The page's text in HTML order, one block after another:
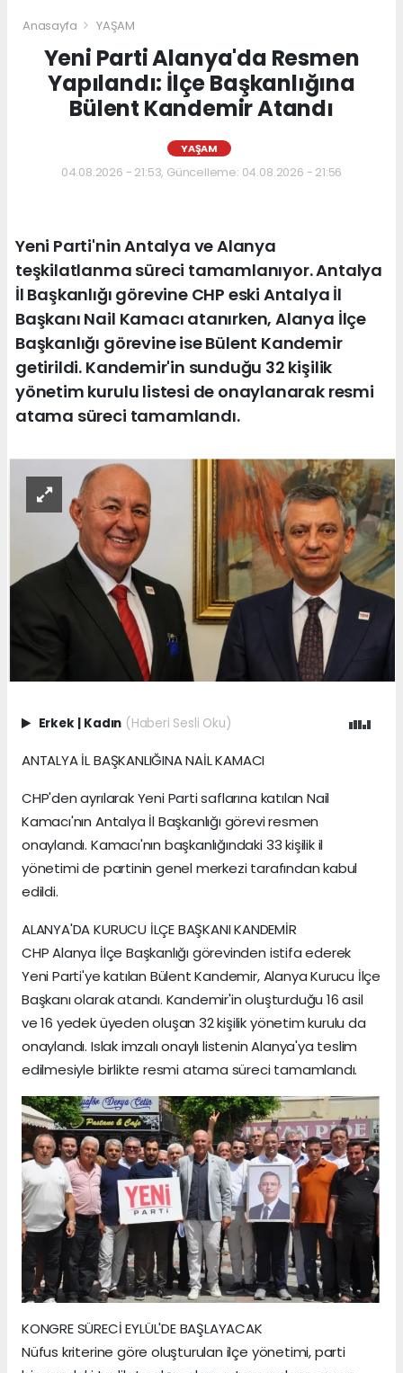
Anasayfa YAŞAM
Yeni Parti Alanya'da Resmen
Yapılandı: İlçe Başkanlığına
Bülent Kandemir Atandı
YAŞAM
04.08.2026 - 21:53, Güncelleme: 04.08.2026 - 21:56
Yeni Parti'nin Antalya ve Alanya
teşkilatlanma süreci tamamlanıyor. Antalya
İl Başkanlığı görevine CHP eski Antalya İl
Başkanı Nail Kamacı atanırken, Alanya İlçe
Başkanlığı görevine ise Bülent Kandemir
getirildi. Kandemir'in sunduğu 32 kişilik
yönetim kurulu listesi de onaylanarak resmi
atama süreci tamamlandı.
Erkek Kadın (Haberi Sesli Oku)
ANTALYA İL BAŞKANLIĞINA NAİL KAMACI
CHP'den ayrılarak Yeni Parti saflarına katılan Nail
Kamacı'nın Antalya İl Başkanlığı görevi resmen
onaylandı. Kamacı'nın başkanlığındaki 33 kişilik il
yönetimi de partinin genel merkezi tarafından kabul
edildi.
ALANYA'DA KURUCU İLÇE BAŞKANI KANDEMİR
CHP Alanya İlçe Başkanlığı görevinden istifa ederek
Yeni Parti'ye katılan Bülent Kandemir, Alanya Kurucu İlçe
Başkanı olarak atandı. Kandemir'in oluşturduğu 16 asil
ve 16 yedek üyeden oluşan 32 kişilik yönetim kurulu da
onaylandı. Islak imzalı onaylı listenin Alanya'ya teslim
edilmesiyle birlikte resmi atama süreci tamamlandı.
KONGRE SÜRECİ EYLÜL'DE BAŞLAYACAK
Nüfus kriterine göre oluşturulan ilçe yönetimi, parti